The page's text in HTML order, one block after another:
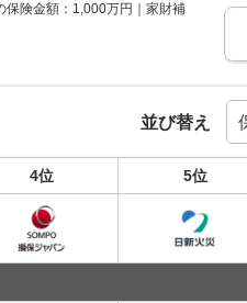
保険金額：1,000万円｜家財補
並び替え
4位 5位